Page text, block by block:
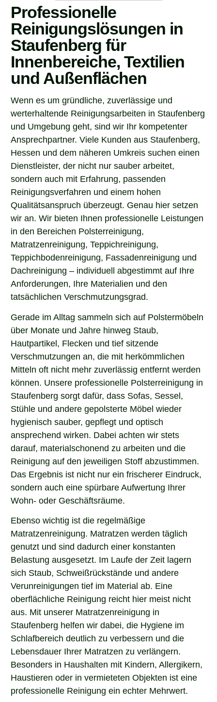
Professionelle
Reinigungslösungen in
Staufenberg für
Innenbereiche, Textilien
und Außenflächen
Wenn es um gründliche, zuverlässige und
werterhaltende Reinigungsarbeiten in Staufenberg
und Umgebung geht, sind wir Ihr kompetenter
Ansprechpartner. Viele Kunden aus Staufenberg,
Hessen und dem näheren Umkreis suchen einen
Dienstleister, der nicht nur sauber arbeitet,
sondern auch mit Erfahrung, passenden
Reinigungsverfahren und einem hohen
Qualitätsanspruch überzeugt. Genau hier setzen
wir an. Wir bieten Ihnen professionelle Leistungen
in den Bereichen Polsterreinigung,
Matratzenreinigung, Teppichreinigung,
Teppichbodenreinigung, Fassadenreinigung und
Dachreinigung – individuell abgestimmt auf Ihre
Anforderungen, Ihre Materialien und den
tatsächlichen Verschmutzungsgrad.
Gerade im Alltag sammeln sich auf Polstermöbeln
über Monate und Jahre hinweg Staub,
Hautpartikel, Flecken und tief sitzende
Verschmutzungen an, die mit herkömmlichen
Mitteln oft nicht mehr zuverlässig entfernt werden
können. Unsere professionelle Polsterreinigung in
Staufenberg sorgt dafür, dass Sofas, Sessel,
Stühle und andere gepolsterte Möbel wieder
hygienisch sauber, gepflegt und optisch
ansprechend wirken. Dabei achten wir stets
darauf, materialschonend zu arbeiten und die
Reinigung auf den jeweiligen Stoff abzustimmen.
Das Ergebnis ist nicht nur ein frischerer Eindruck,
sondern auch eine spürbare Aufwertung Ihrer
Wohn- oder Geschäftsräume.
Ebenso wichtig ist die regelmäßige
Matratzenreinigung. Matratzen werden täglich
genutzt und sind dadurch einer konstanten
Belastung ausgesetzt. Im Laufe der Zeit lagern
sich Staub, Schweißrückstände und andere
Verunreinigungen tief im Material ab. Eine
oberflächliche Reinigung reicht hier meist nicht
aus. Mit unserer Matratzenreinigung in
Staufenberg helfen wir dabei, die Hygiene im
Schlafbereich deutlich zu verbessern und die
Lebensdauer Ihrer Matratzen zu verlängern.
Besonders in Haushalten mit Kindern, Allergikern,
Haustieren oder in vermieteten Objekten ist eine
professionelle Reinigung ein echter Mehrwert.